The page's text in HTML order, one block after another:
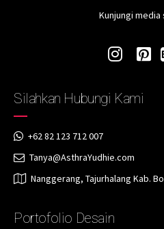
Kunjungi media
Silahkan Hubungi Kami
+62 82 123 712 007
Tanya@AsthraYudhie.com
Nanggerang, Tajurhalang Kab.
Portofolio Desain